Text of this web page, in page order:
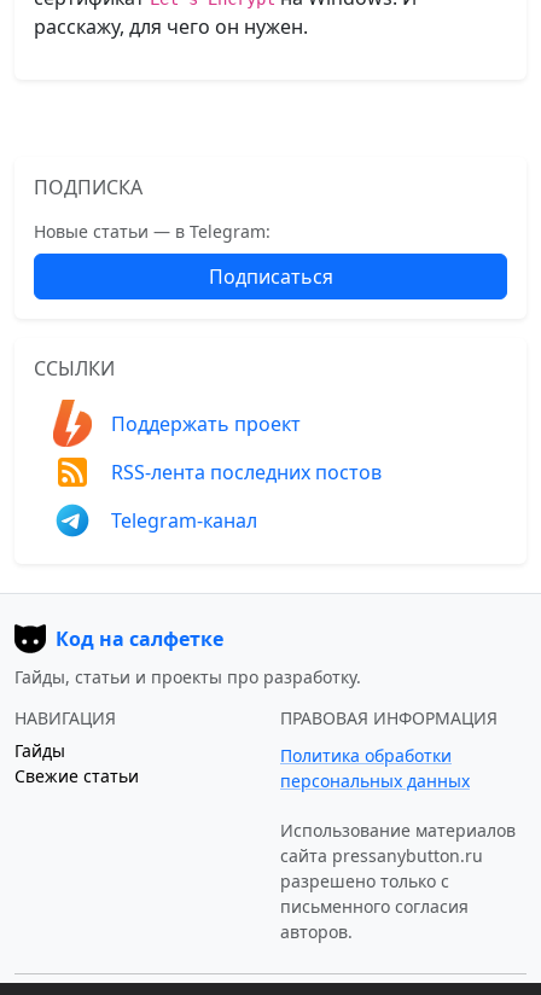
расскажу, для чего он нужен.
ПОДПИСКА
Новые статьи — в Telegram:
Подписаться
ССЫЛКИ
Поддержать проект
RSS-лента последних постов
Telegram-канал
Код на салфетке
Гайды, статьи и проекты про разработку.
НАВИГАЦИЯ
Гайды
Свежие статьи
ПРАВОВАЯ ИНФОРМАЦИЯ
Политика обработки
персональных данных
Использование материалов
сайта pressanybutton.ru
разрешено только c
письменного согласия
авторов.